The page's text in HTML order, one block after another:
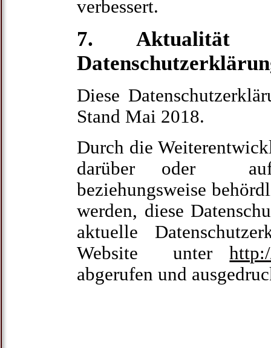
verbessert.
7. Aktualität
Diese
Stand Mai 2018.
Durch die
darüber oder
beziehungsweise
werden, diese
aktuelle
Website unter
abgerufen und